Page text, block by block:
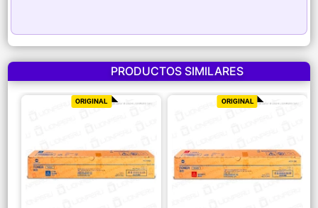
PRODUCTOS SIMILARES
ORIGINAL ORIGINAL